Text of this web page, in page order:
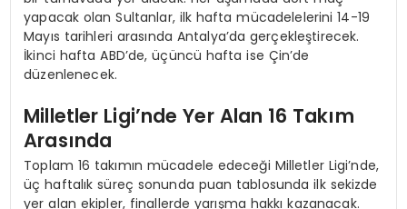
yapacak olan Sultanlar, ilk hafta mücadelelerini 14-19
Mayıs tarihleri arasında Antalya’da gerçekleştirecek.
İkinci hafta ABD’de, üçüncü hafta ise Çin’de
düzenlenecek.
Milletler Ligi’nde Yer Alan 16 Takım
Arasında
Toplam 16 takımın mücadele edeceği Milletler Ligi’nde,
üç haftalık süreç sonunda puan tablosunda ilk sekizde
yer alan ekipler, finallerde yarışma hakkı kazanacak.